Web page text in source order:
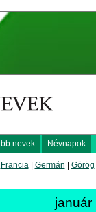
nevek Névnapok
Francia| Germán Görög
január